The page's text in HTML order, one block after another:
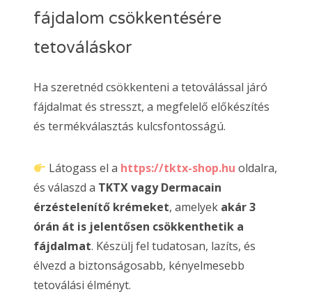
fájdalom csökkentésére
tetováláskor
Ha szeretnéd csökkenteni a tetoválással járó
fájdalmat és stresszt, a megfelelő előkészítés
és termékválasztás kulcsfontosságú.
Látogass el a https://tktx-shop.hu oldalra,
és válaszd a TKTX vagy Dermacain
érzéstelenítő krémeket, amelyek akár 3
órán át is jelentősen csökkenthetik a
fájdalmat. Készülj fel tudatosan, lazíts, és
élvezd a biztonságosabb, kényelmesebb
tetoválási élményt.